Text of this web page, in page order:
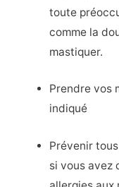
toute
comme la
mastiquer.
Prendre vos
indiqué
Prévenir
si vous avez